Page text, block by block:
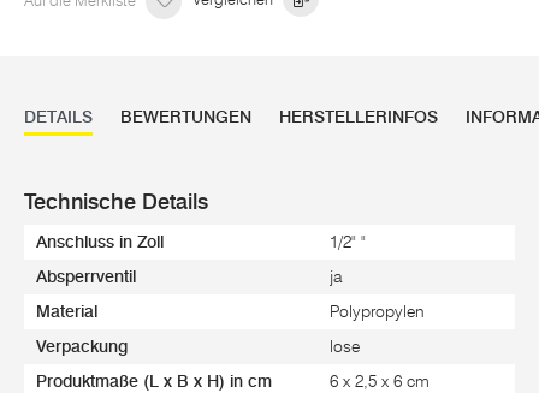
DETAILS BEWERTUNGEN HERSTELLERINFOS
Technische Details
Anschluss in Zoll 1/2" "
Absperrventil ja
Material Polypropylen
Verpackung lose
Produktmaße (L x B x H) in cm 6 x 2,5 x 6 cm